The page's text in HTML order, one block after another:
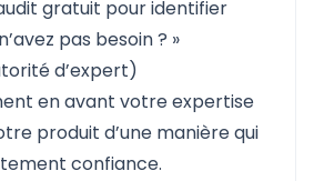
gratuit pour identifier
pas besoin ? »
d’expert)
en avant votre expertise
produit d’une manière qui
confiance.